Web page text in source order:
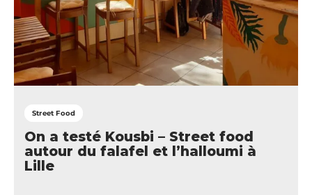
Street Food
On a testé Kousbi – Street food
autour du falafel et l’halloumi à
Lille